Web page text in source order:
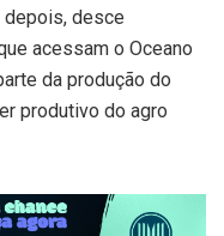
depois, desce
acessam o Oceano
da produção do
produtivo do agro